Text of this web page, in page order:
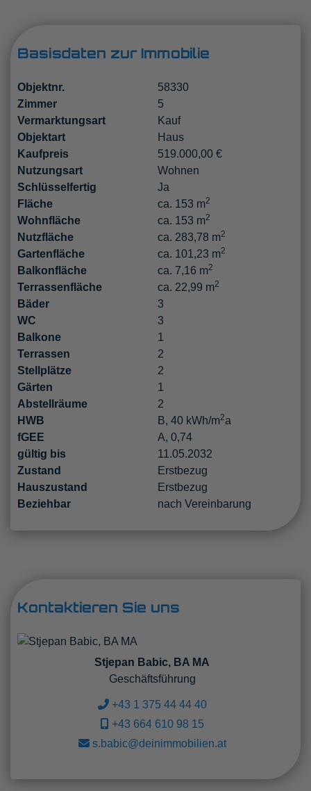
Basisdaten zur Immobilie
Objektnr.
58330
Zimmer
5
Vermarktungsart
Kauf
Objektart
Haus
Kaufpreis
519.000,00 €
Nutzungsart
Wohnen
Schlüsselfertig
Ja
Fläche
ca. 153 m2
Wohnfläche ca. 153 m2
Nutzfläche ca. 283,78 m2
Gartenfläche ca. 101,23 m2
Balkonfläche ca. 7,16 m2
Terrassenfläche ca. 22,99 m2
Bäder
3
WC
3
Balkone
1
Terrassen
2
Stellplätze
2
Gärten
1
Abstellräume
2
HWB
B, 40 kWh/m2a
fGEE
A, 0,74
gültig bis
11.05.2032
Zustand
Erstbezug
Hauszustand
Erstbezug
Beziehbar
nach Vereinbarung
Kontaktieren Sie uns
Stjepan Babic, BA MA
Geschäftsführung
+43 1 375 44 44 40
+43 664 610 98 15
s.babic@deinimmobilien.at